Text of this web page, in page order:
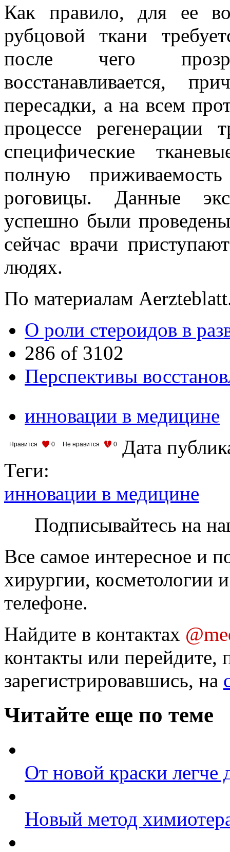
Как правило, для ее
рубцовой ткани
после чего
восстанавливается,
пересадки, а на всем
процессе регенерации
специфические
полную
роговицы. Данные
успешно были
сейчас врачи
людях.
По материалам
О роли стероидов в
286 of 3102
Перспективы
инновации в медицине
Нравится 0 Не нравится 0
Дата
Теги:
инновации в медицине
Подписывайтесь на
Все самое интересное и
хирургии, косметологии
телефоне.
Найдите в контактах
контакты или перейдите,
зарегистрировавшись, на
Читайте еще по теме
От новой краски легче
Новый метод